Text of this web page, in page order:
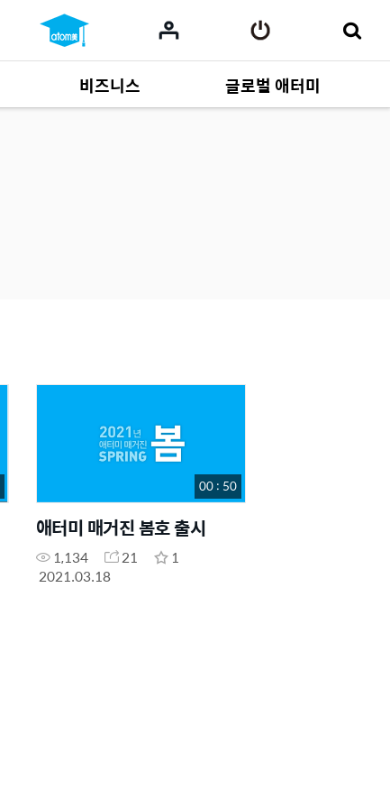
비즈니스
사업 자료165
글로벌 애터미
00 : 50
애터미 매거진 봄호 출시
1,134 21
1
2021.03.18